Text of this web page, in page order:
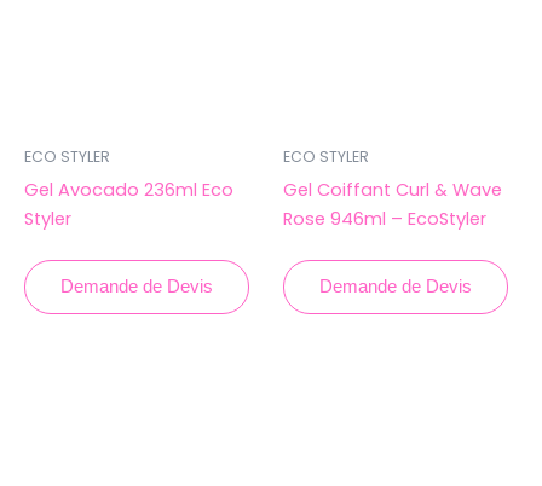
ECO STYLER
Gel Avocado 236ml Eco
Styler
Demande de Devis
ECO STYLER
Gel Coiffant Curl & Wave
Rose 946ml – EcoStyler
Demande de Devis